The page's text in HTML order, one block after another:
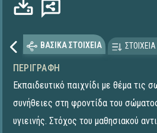
ΒΑΣΙΚΑ ΣΤΟΙΧΕΙΑ
ΠΕΡΙΓΡΑΦΉ
Εκπαιδευτικό παιχνίδι με θέμα τις
συνήθειες στη φροντίδα του
υγιεινής. Στόχος του μαθησιακού